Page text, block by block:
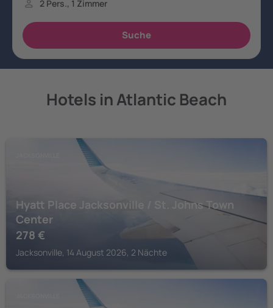
Hotels in Atlantic Beach
Hyatt Place Jacksonville / St. Johns Town
Center
278 €
Jacksonville, 14 August 2026, 2 Nächte